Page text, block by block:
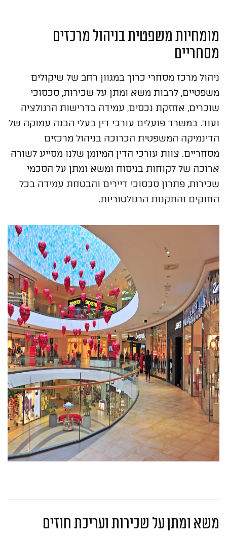
מומחיות משפטית בניהול מרכזים
מסחריים
ניהול מרכז מסחרי כרוך במגוון רחב של שיקולים
משפטיים, לרבות משא ומתן על שכירות, סכסוכי
שוכרים, אחזקת נכסים, עמידה בדרישות הרגולציה
ועוד. במשרד פועלים עורכי דין בעלי הבנה עמוקה של
הדינמיקה המשפטית הכרוכה בניהול מרכזים
מסחריים. צוות עורכי הדין המיומן שלנו מסייע לשורה
ארוכה של לקוחות בניסוח ומשא ומתן על הסכמי
שכירות, פתרון סכסוכי דיירים והבטחת עמידה בכל
החוקים והתקנות הרגולטוריות.
משא ומתן על שכירות ועריכת חוזים